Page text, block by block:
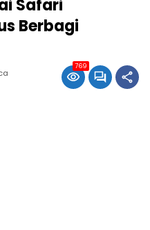
Safari
Berbagi
769